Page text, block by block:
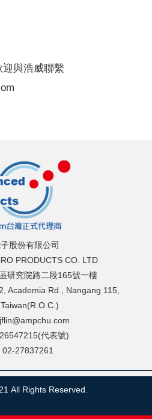
與浩威聯繫
股份有限公司
PRODUCTS CO. LTD
研究院路二段165號一樓
Academia Rd., Nangang 115,
代表號)
02-27837261
All Rights Reserved.